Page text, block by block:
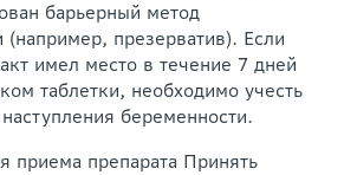
барьерный метод
(например, презерватив). Если
имел место в течение 7 дней
таблетки, необходимо учесть
беременности.
приема препарата Принять